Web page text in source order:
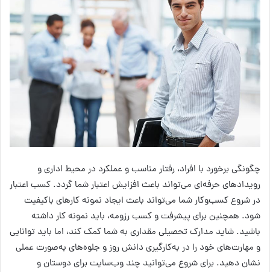
چگونگی برخورد با افراد، رفتار مناسب و عملکرد در محیط اداری و
رویدادهای حرفه‌ای می‌تواند باعث افزایش اعتبار شما گردد. کسب اعتبار
در شروع کسب‌وکار شما می‌تواند باعث ایجاد نمونه کارهای باکیفیت
شود. همچنین برای پیشرفت و کسب رزومه، باید نمونه کار داشته
باشید. شاید مدارک تحصیلی مقداری به شما کمک کند، اما باید توانایی
و مهارت‌های خود را در به‌کارگیری دانش روز و جلوه‌های به‌صورت عملی
نشان دهید. برای شروع می‌توانید چند وب‌سایت برای دوستان و